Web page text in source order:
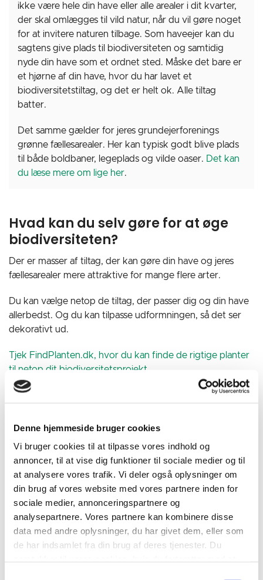
Denne hjemmeside bruger cookies
Vi bruger cookies til at tilpasse vores indhold og
annoncer, til at vise dig funktioner til sociale medier og til
at analysere vores trafik. Vi deler også oplysninger om
din brug af vores website med vores partnere inden for
sociale medier, annonceringspartnere og
analysepartnere. Vores partnere kan kombinere disse
data med andre oplysninger, du har givet dem, eller som
de har indsamlet fra din brug af deres tjenester. Du
ikke være hele din have eller alle arealer i dit kvarter,
der skal omlægges til vild natur, når du vil gøre noget
for at invitere naturen tilbage. Som haveejer kan du
sagtens give plads til biodiversiteten og samtidig
nyde din have som et ordnet sted. Måske det bare er
et hjørne af din have, hvor du har lavet et
biodiversitetstiltag, og det er helt ok. Alle tiltag
batter.
Det samme gælder for jeres grundejerforenings
grønne fællesarealer. Her kan typisk godt blive plads
til både boldbaner, legeplads og vilde oaser. Det kan
du læse mere om lige her.
Hvad kan du selv gøre for at øge
biodiversiteten?
Der er masser af tiltag, der kan gøre din have og jeres
fællesarealer mere attraktive for mange flere arter.
Du kan vælge netop de tiltag, der passer dig og din have
allerbedst. Og du kan tilpasse udformningen, så det ser
dekorativt ud.
Tjek FindPlanten.dk, hvor du kan finde de rigtige planter
til netop dit biodiversitetsprojekt.
JA TAK - mere af det her:
Faktisk er et vandhul eller en havedam det mest
effektive tiltag, du kan gøre som haveejer for at
tiltrække dyreliv. Selv små skåle med vand fordelt
rundt omkring i haven vil give en mærkbar forskel.
Blomstring: Skab en have, der blomstrer fra det tidlige
forår til det sene efterår. Hermed giver du næring og
levesteder til fx svirrefluer, bier, biller og sommerfugle,
ligesom du kan lokke småfugle som musvit, blåmejse
og måske også flagermus til haven.
Kvasbunker og gamle træer: Når du beskærer træer